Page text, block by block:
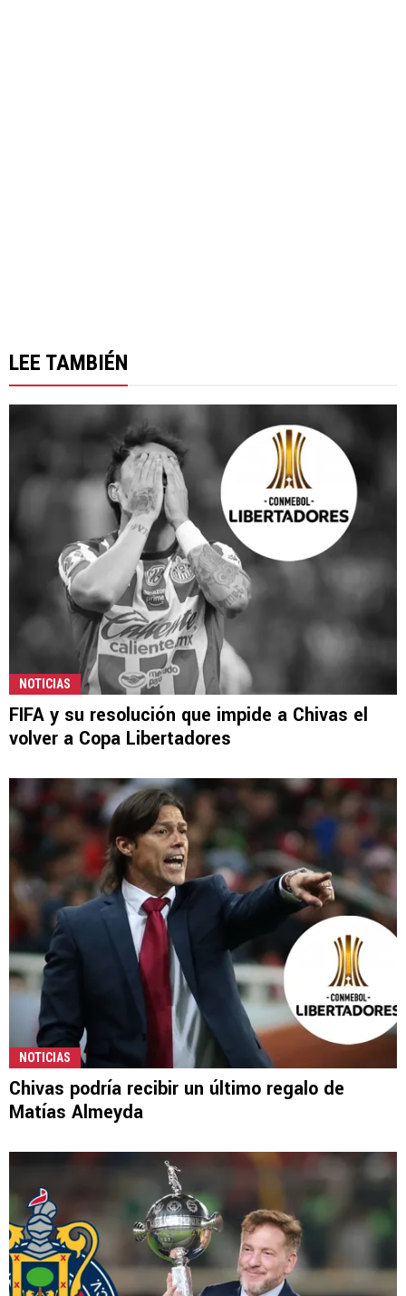
LEE TAMBIÉN
NOTICIAS
FIFA y su resolución que impide a Chivas el
volver a Copa Libertadores
NOTICIAS
Chivas podría recibir un último regalo de
Matías Almeyda